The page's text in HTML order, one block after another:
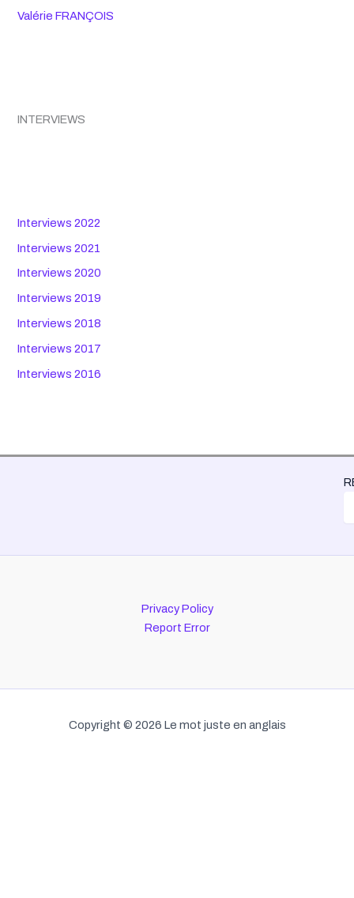
Valérie FRANÇOIS
INTERVIEWS
Interviews 2022
Interviews 2021
Interviews 2020
Interviews 2019
Interviews 2018
Interviews 2017
Interviews 2016
Privacy Policy
Report Error
Copyright © 2026 Le mot juste en anglais